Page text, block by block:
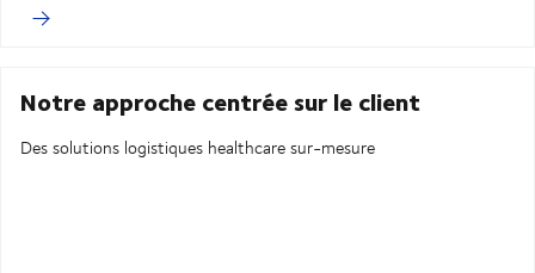
Notre approche centrée sur le client
Des solutions logistiques healthcare sur-mesure